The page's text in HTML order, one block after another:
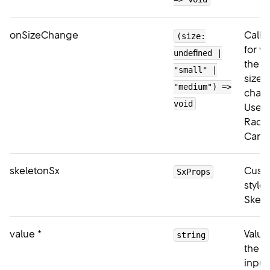
onSizeChange
(size:
undefined |
"small" |
"medium") =>
void
for
the
size
Card
skeletonSx SxProps
value * string
the
input